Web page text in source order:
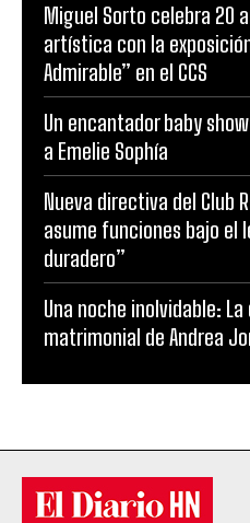
Miguel Sorto celebra 20
artística con la
Admirable” en el CCS
Un encantador baby
a Emelie Sophía
Nueva directiva del Club
asume funciones bajo el
duradero”
Una noche inolvidable:
matrimonial de Andrea